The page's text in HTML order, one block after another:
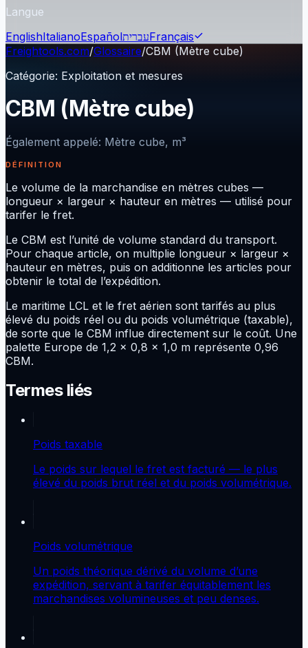
Langue
EnglishItalianoEspañolעבריתFrançais
Freightools.com/Glossaire/CBM (Mètre cube)
Catégorie: Exploitation et mesures
CBM (Mètre cube)
Également appelé: Mètre cube, m³
DÉFINITION
Le volume de la marchandise en mètres cubes —
longueur × largeur × hauteur en mètres — utilisé pour
tarifer le fret.
Le CBM est l’unité de volume standard du transport.
Pour chaque article, on multiplie longueur × largeur ×
hauteur en mètres, puis on additionne les articles pour
obtenir le total de l’expédition.
Le maritime LCL et le fret aérien sont tarifés au plus
élevé du poids réel ou du poids volumétrique (taxable),
de sorte que le CBM influe directement sur le coût. Une
palette Europe de 1,2 × 0,8 × 1,0 m représente 0,96
CBM.
Termes liés
Poids taxable
Le poids sur lequel le fret est facturé — le plus
élevé du poids brut réel et du poids volumétrique.
Poids volumétrique
Un poids théorique dérivé du volume d’une
expédition, servant à tarifer équitablement les
marchandises volumineuses et peu denses.